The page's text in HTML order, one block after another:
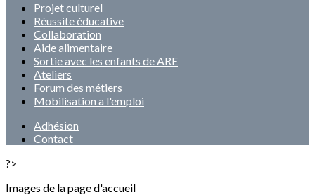
Projet culturel
Réussite éducative
Collaboration
Aide alimentaire
Sortie avec les enfants de ARE
Ateliers
Forum des métiers
Mobilisation a l'emploi
Adhésion
Contact
?>
Images de la page d'accueil